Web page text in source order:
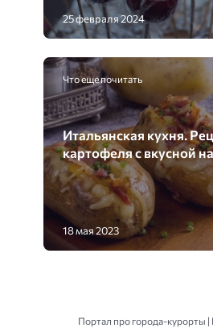
25 февраля 2024
Что еще почитать
Итальянская кухня.
картофеля с вкусной
18 мая 2023
Портал про города-курорты